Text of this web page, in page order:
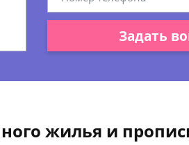
Задать
жилья и